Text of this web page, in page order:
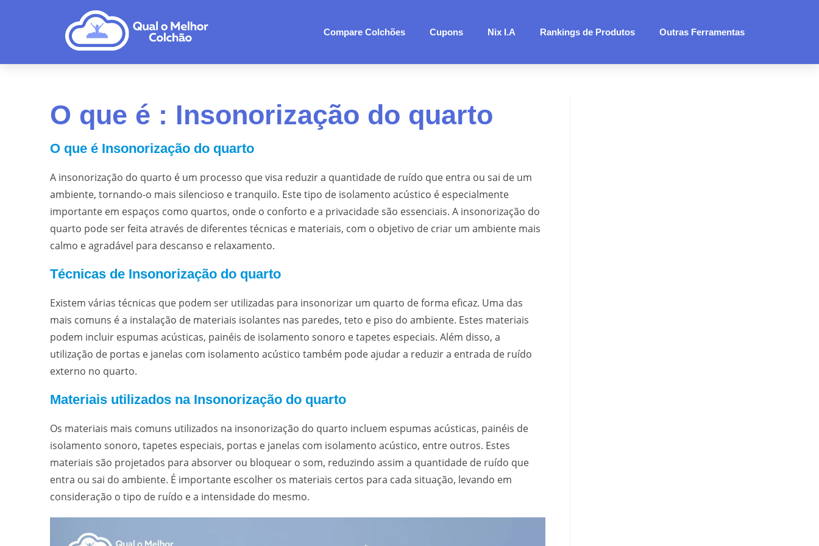
Compare Colchões Cupons Nix I.A Rankings de Produtos Outras Ferramentas
O que é : Insonorização do quarto
O que é Insonorização do quarto
A insonorização do quarto é um processo que visa reduzir a quantidade de ruído que entra ou sai de um
ambiente, tornando-o mais silencioso e tranquilo. Este tipo de isolamento acústico é especialmente
importante em espaços como quartos, onde o conforto e a privacidade são essenciais. A insonorização do
quarto pode ser feita através de diferentes técnicas e materiais, com o objetivo de criar um ambiente mais
calmo e agradável para descanso e relaxamento.
Técnicas de Insonorização do quarto
Existem várias técnicas que podem ser utilizadas para insonorizar um quarto de forma eficaz. Uma das
mais comuns é a instalação de materiais isolantes nas paredes, teto e piso do ambiente. Estes materiais
podem incluir espumas acústicas, painéis de isolamento sonoro e tapetes especiais. Além disso, a
utilização de portas e janelas com isolamento acústico também pode ajudar a reduzir a entrada de ruído
externo no quarto.
Materiais utilizados na Insonorização do quarto
Os materiais mais comuns utilizados na insonorização do quarto incluem espumas acústicas, painéis de
isolamento sonoro, tapetes especiais, portas e janelas com isolamento acústico, entre outros. Estes
materiais são projetados para absorver ou bloquear o som, reduzindo assim a quantidade de ruído que
entra ou sai do ambiente. É importante escolher os materiais certos para cada situação, levando em
consideração o tipo de ruído e a intensidade do mesmo.